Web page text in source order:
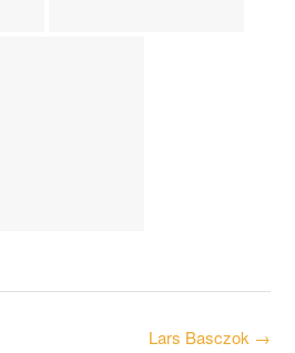
Lars Basczok →